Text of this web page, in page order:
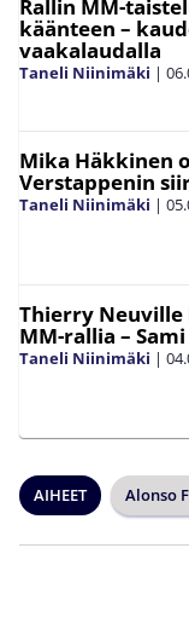
Rallin MM-
käänteen –
vaakalaudalla
Taneli Niinimäki |
Mika Häkkinen
Verstappenin
Taneli Niinimäki |
Thierry
MM-rallia –
Taneli Niinimäki |
AIHEET Alonso